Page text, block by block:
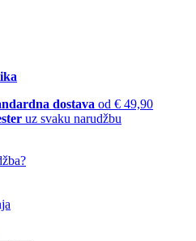
dostava od € 49,90
uz svaku narudžbu